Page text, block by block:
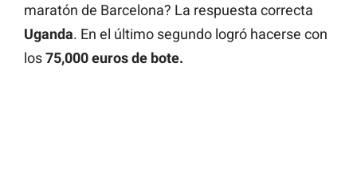
maratón de Barcelona? La respuesta correcta
Uganda. En el último segundo logró hacerse con
los75,000 euros de bote.